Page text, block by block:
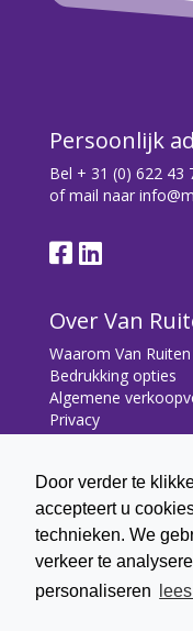
Door verder te
accepteert u
technieken. We
verkeer te
personaliseren
Persoonlijk
Bel + 31 (0) 622 43
of mail naar
Over Van
Waarom Van
Bedrukking opties
Algemene
Privacy
Contact
Contact
Bryonialaan 5
3233 VA Oostvoorne
+31 (0) 6 22 43